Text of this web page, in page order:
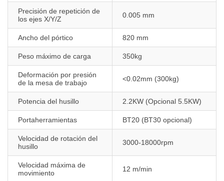
Precisión de repetición de
los ejes X/Y/Z
0.005 mm
Ancho del pórtico 820 mm
Peso máximo de carga 350kg
Deformación por presión
de la mesa de trabajo
<0.02mm (300kg)
Potencia del husillo 2.2KW (Opcional 5.5KW)
Portaherramientas BT20 (BT30 opcional)
Velocidad de rotación del
husillo
3000-18000rpm
Velocidad máxima de
movimiento
12 m/min